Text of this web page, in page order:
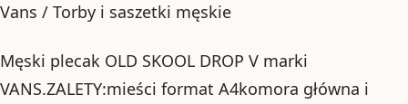
Vans / Torby i saszetki męskie
Męski plecak OLD SKOOL DROP V marki
VANS.ZALETY:mieści format A4komora główna i